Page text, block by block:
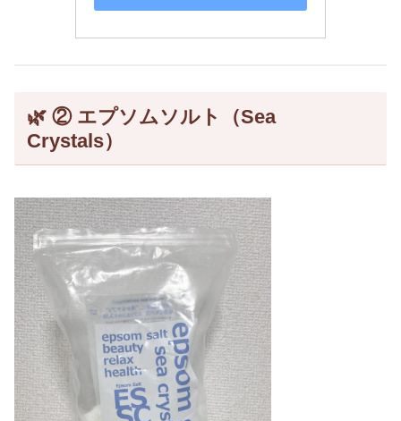
🌿② エプソムソルト（Sea
Crystals）